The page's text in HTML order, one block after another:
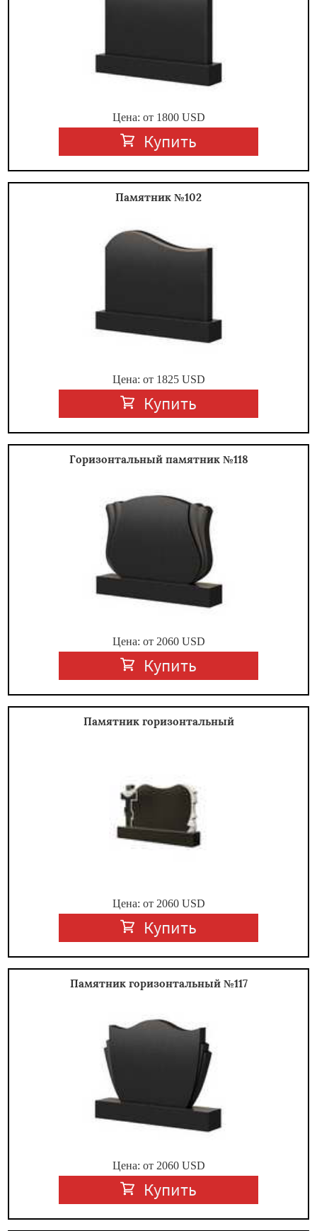
Цена: от 1800USD
Купить
Памятник №102
Цена: от 1825USD
Купить
Горизонтальный памятник №118
Цена: от 2060USD
Купить
Памятник горизонтальный
Цена: от 2060USD
Купить
Памятник горизонтальный №117
Цена: от 2060USD
Купить